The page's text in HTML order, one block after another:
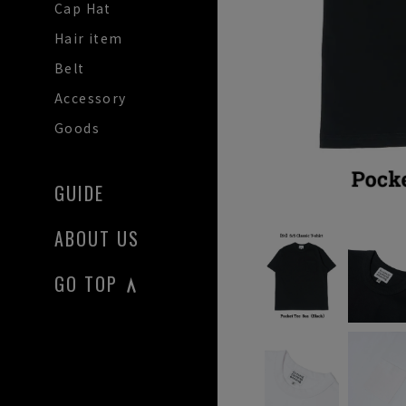
Cap Hat
Hair item
Belt
Accessory
Goods
GUIDE
ABOUT US
GO TOP